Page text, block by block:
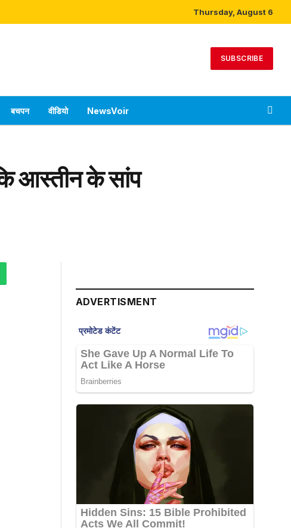
Thursday, August 6
SUBSCRIBE
बचपन वीडियो NewsVoir
आस्तीन के सांप
ADVERTISMENT